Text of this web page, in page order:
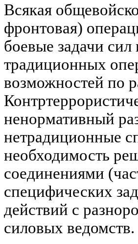
Всякая
фронтовая)
боевые задачи
традиционных
возможностей по
ненормативный
нетрадиционные
необходимость
соединениями
специфических
действий с
силовых ведомств.